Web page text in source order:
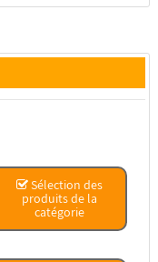
Sélection des
produits de la
catégorie